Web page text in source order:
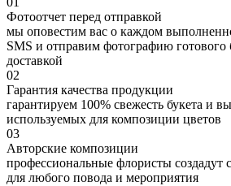
Фотоотчет перед отправкой
мы оповестим вас о каждом
SMS и отправим фотографию готового
доставкой
02
Гарантия качества продукции
гарантируем 100% свежесть букета и
используемых для композиции цветов
03
Авторские композиции
профессиональные флористы
для любого повода и мероприятия